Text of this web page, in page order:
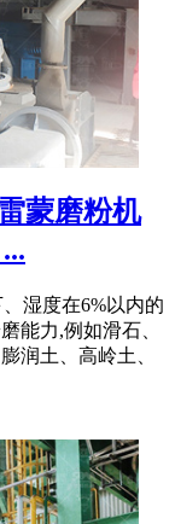
蒙磨粉机
湿度在6%以内的
能力,例如滑石、
润土、高岭土、